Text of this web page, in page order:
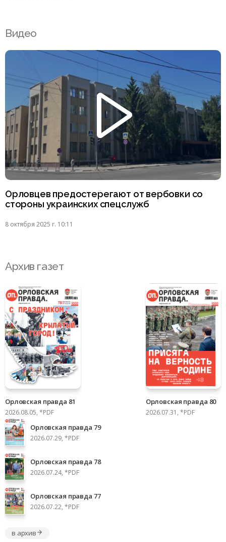
Видео
Орловцев предостерегают от вербовки со
стороны украинских спецслужб
8 октября 2025 г. 10:11
Архив газет
Орловская правда 81
2026.08.05, *PDF
Орловская правда 80
2026.07.31, *PDF
Орловская правда 79
2026.07.29, *PDF
Орловская правда 78
2026.07.24, *PDF
Орловская правда 77
2026.07.22, *PDF
в архив